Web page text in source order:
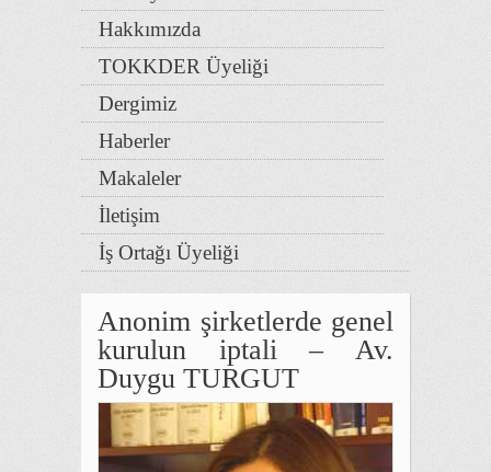
Hakkımızda
TOKKDER Üyeliği
Dergimiz
Haberler
Makaleler
İletişim
İş Ortağı Üyeliği
Anonim şirketlerde genel
kurulun iptali – Av.
Duygu TURGUT